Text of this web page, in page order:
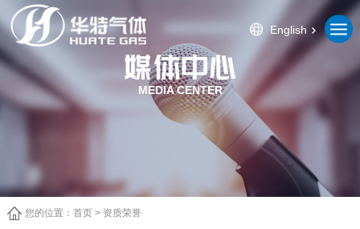
English
MEDIA CENTER
您的位置： 首页> 资质荣誉